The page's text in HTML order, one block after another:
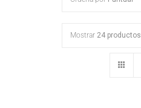
Mostrar 24 productos